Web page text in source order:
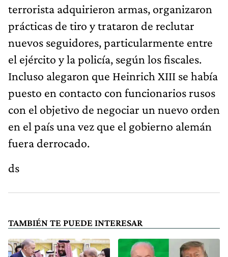
terrorista adquirieron armas, organizaron
prácticas de tiro y trataron de reclutar
nuevos seguidores, particularmente entre
el ejército y la policía, según los fiscales.
Incluso alegaron que Heinrich XIII se había
puesto en contacto con funcionarios rusos
con el objetivo de negociar un nuevo orden
en el país una vez que el gobierno alemán
fuera derrocado.
ds
TAMBIÉN TE PUEDE INTERESAR